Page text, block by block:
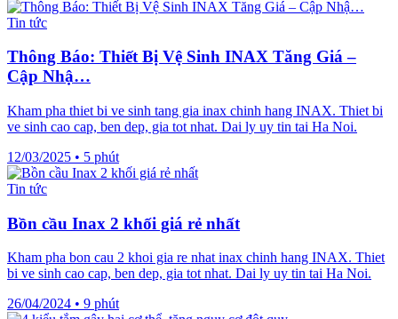
Tin tức
Thông Báo: Thiết Bị Vệ Sinh INAX Tăng Giá –
Cập Nhậ…
Kham pha thiet bi ve sinh tang gia inax chinh hang INAX. Thiet bi
ve sinh cao cap, ben dep, gia tot nhat. Dai ly uy tin tai Ha Noi.
12/03/2025 • 5 phút
Tin tức
Bồn cầu Inax 2 khối giá rẻ nhất
Kham pha bon cau 2 khoi gia re nhat inax chinh hang INAX. Thiet
bi ve sinh cao cap, ben dep, gia tot nhat. Dai ly uy tin tai Ha Noi.
26/04/2024 • 9 phút